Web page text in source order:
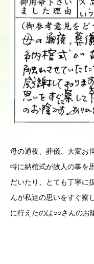
母の通夜、葬儀、大変お
特に納棺式が故人の事を
だいたり、とても丁寧に
んが私達の思いをすぐ察
に行えたのは○○さんのお